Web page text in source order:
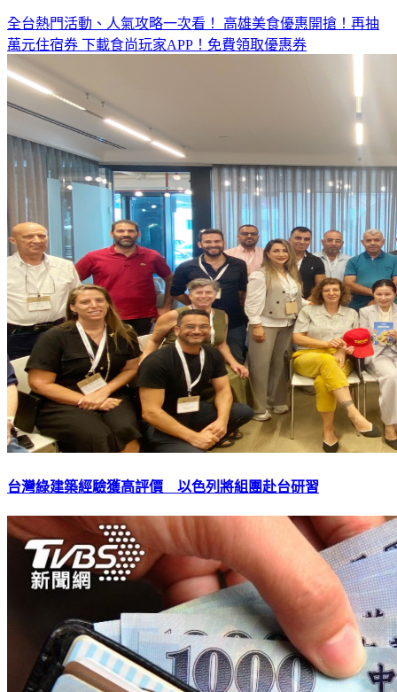
全台熱門活動、人氣攻略一次看！ 高雄美食優惠開搶！再抽
萬元住宿券 下載食尚玩家APP！免費領取優惠券
台灣綠建築經驗獲高評價 以色列將組團赴台研習